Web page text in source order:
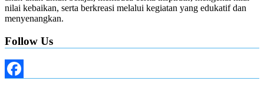
nilai kebaikan, serta berkreasi melalui kegiatan yang edukatif dan
menyenangkan.
Follow Us